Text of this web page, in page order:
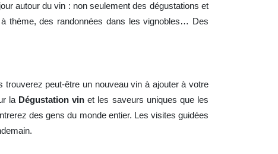
autour du vin : non seulement des dégustations et
thème, des randonnées dans les vignobles… Des
peut-être un nouveau vin à ajouter à votre
la Dégustation vin et les saveurs uniques que les
des gens du monde entier. Les visites guidées